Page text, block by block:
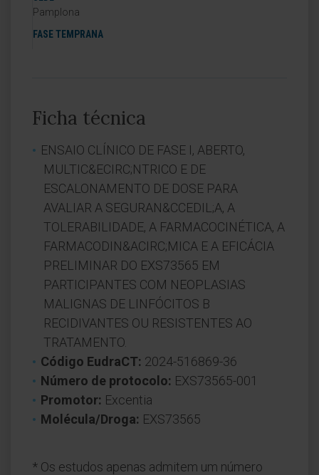
Pamplona
FASE TEMPRANA
Ficha técnica
ENSAIO CLÍNICO DE FASE I, ABERTO,
MULTIC&ECIRC;NTRICO E DE
ESCALONAMENTO DE DOSE PARA
AVALIAR A SEGURAN&CCEDIL;A, A
TOLERABILIDADE, A FARMACOCINÉTICA, A
FARMACODIN&ACIRC;MICA E A EFICÁCIA
PRELIMINAR DO EXS73565 EM
PARTICIPANTES COM NEOPLASIAS
MALIGNAS DE LINFÓCITOS B
RECIDIVANTES OU RESISTENTES AO
TRATAMENTO.
Código EudraCT: 2024-516869-36
Número de protocolo: EXS73565-001
Promotor: Excentia
Molécula/Droga: EXS73565
* Os estudos apenas admitem um número